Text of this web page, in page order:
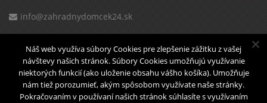
info@zahradnydomcek24.sk
Domov O nás Blog Nákupný košík
Prejsť k
platbe
Náš web využíva súbory Cookies pre zlepšenie zážitku z vašej
návštevy našich stránok. Súbory Cookies umožňujú využívanie
niektorých funkcií (ako uloženie obsahu vášho košíka). Umožňuje
nám tiež porozumieť, akým spôsobom využívate naše stránky.
Pokračovaním v používaní našich stránok súhlasíte s využívaním